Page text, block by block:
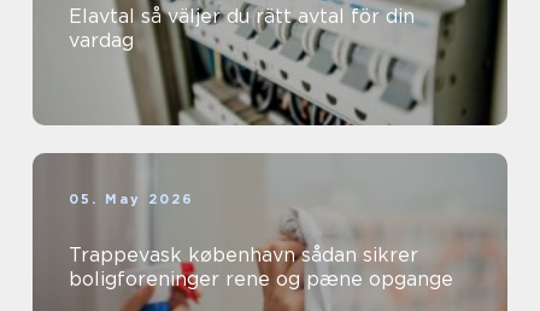
Elavtal så väljer du rätt avtal för din
vardag
05. May 2026
Trappevask københavn sådan sikrer
boligforeninger rene og pæne opgange